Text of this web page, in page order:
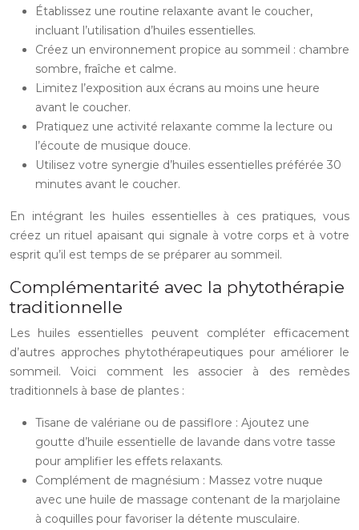
Établissez une routine relaxante avant le coucher,
incluant l’utilisation d’huiles essentielles.
Créez un environnement propice au sommeil : chambre
sombre, fraîche et calme.
Limitez l’exposition aux écrans au moins une heure
avant le coucher.
Pratiquez une activité relaxante comme la lecture ou
l’écoute de musique douce.
Utilisez votre synergie d’huiles essentielles préférée 30
minutes avant le coucher.
En intégrant les huiles essentielles à ces pratiques, vous
créez un rituel apaisant qui signale à votre corps et à votre
esprit qu’il est temps de se préparer au sommeil.
Complémentarité avec la phytothérapie
traditionnelle
Les huiles essentielles peuvent compléter efficacement
d’autres approches phytothérapeutiques pour améliorer le
sommeil. Voici comment les associer à des remèdes
traditionnels à base de plantes :
Tisane de valériane ou de passiflore : Ajoutez une
goutte d’huile essentielle de lavande dans votre tasse
pour amplifier les effets relaxants.
Complément de magnésium : Massez votre nuque
avec une huile de massage contenant de la marjolaine
à coquilles pour favoriser la détente musculaire.